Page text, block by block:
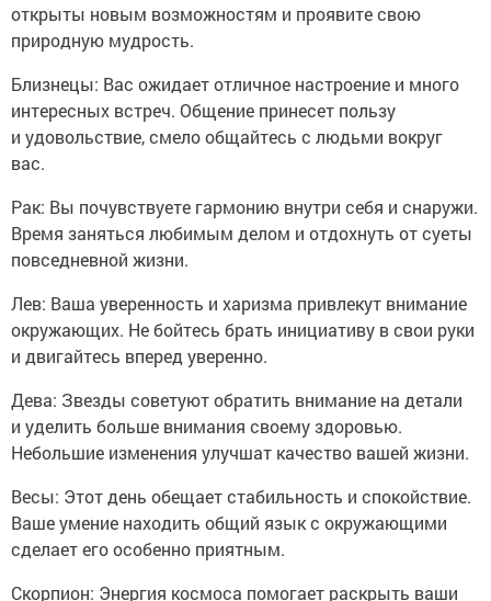
открыты новым возможностям и проявите свою
природную мудрость.
Близнецы: Вас ожидает отличное настроение и много
интересных встреч. Общение принесет пользу
и удовольствие, смело общайтесь с людьми вокруг
вас.
Рак: Вы почувствуете гармонию внутри себя и снаружи.
Время заняться любимым делом и отдохнуть от суеты
повседневной жизни.
Лев: Ваша уверенность и харизма привлекут внимание
окружающих. Не бойтесь брать инициативу в свои руки
и двигайтесь вперед уверенно.
Дева: Звезды советуют обратить внимание на детали
и уделить больше внимания своему здоровью.
Небольшие изменения улучшат качество вашей жизни.
Весы: Этот день обещает стабильность и спокойствие.
Ваше умение находить общий язык с окружающими
сделает его особенно приятным.
Скорпион: Энергия космоса помогает раскрыть ваши